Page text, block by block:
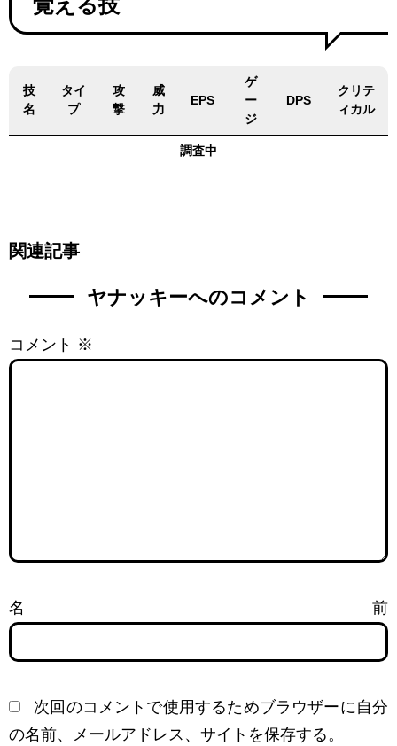
技
名
タイ
プ
攻
撃
威
力
EPS
ゲ
ー
ジ
DPS
クリテ
ィカル
調査中
関連記事
ヤナッキーへのコメント
コメント ※
名前
次回のコメントで使用するためブラウザーに自分
の名前、メールアドレス、サイトを保存する。